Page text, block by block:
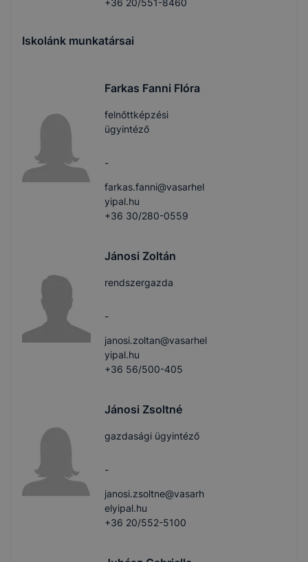
+36 20/551-8460
Iskolánk munkatársai
Farkas Fanni Flóra
felnőttképzési
ügyintéző
-
farkas.fanni@vasarhel
yipal.hu
+36 30/280-0559
Jánosi Zoltán
rendszergazda
-
janosi.zoltan@vasarhel
yipal.hu
+36 56/500-405
Jánosi Zsoltné
gazdasági ügyintéző
-
janosi.zsoltne@vasarh
elyipal.hu
+36 20/552-5100